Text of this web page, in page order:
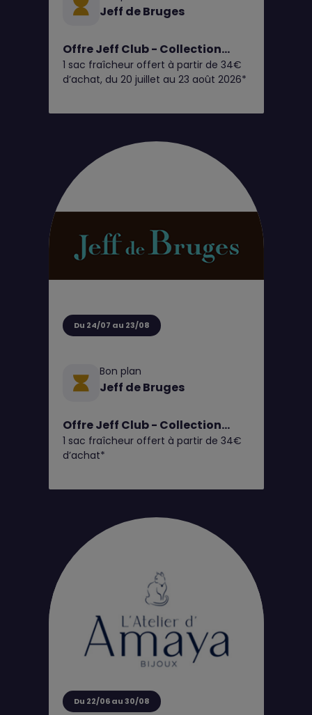
Jeff de Bruges
Offre Jeff Club - Collection
Giandujas Glacés
1 sac fraîcheur offert à partir de 34€
d’achat, du 20 juillet au 23 août 2026*
Du 24/07 au 23/08
Bon plan
Jeff de Bruges
Offre Jeff Club - Collection
Fruits d'Été
1 sac fraîcheur offert à partir de 34€
d’achat*
Du 22/06 au 30/08